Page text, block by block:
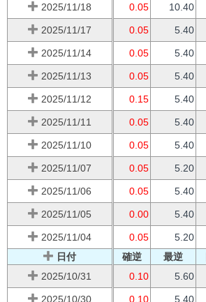
2025/11/18 0.05 10.40
2025/11/17 0.05 5.40
2025/11/14 0.05 5.40
2025/11/13 0.05 5.40
2025/11/12 0.15 5.40
2025/11/11 0.05 5.40
2025/11/10 0.05 5.40
2025/11/07 0.05 5.20
2025/11/06 0.05 5.40
2025/11/05 0.00 5.40
2025/11/04 0.05 5.20
日付
確逆 最逆
2025/10/31
0.10 5.60
2025/10/30 0.10 5.40